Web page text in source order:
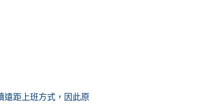
遠距上班方式，因此原